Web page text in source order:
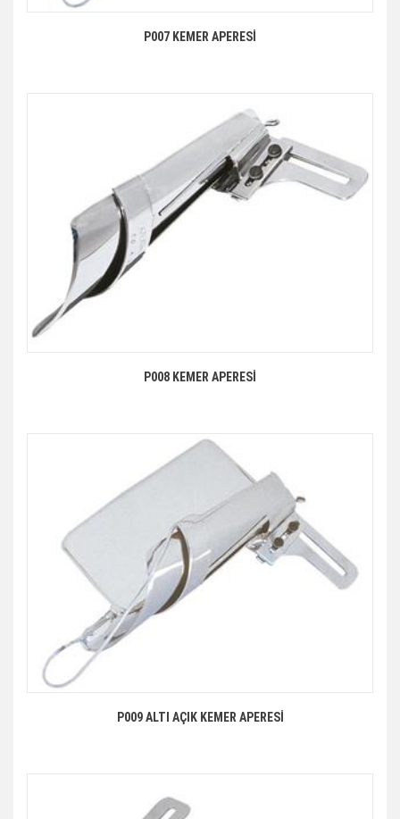
P007 KEMER APERESİ
P008 KEMER APERESİ
P009 ALTI AÇIK KEMER APERESİ